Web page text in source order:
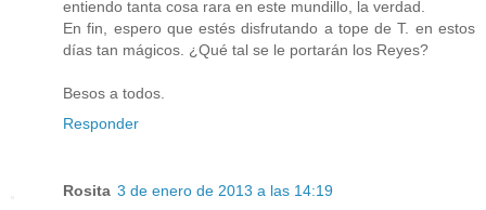
entiendo tanta cosa rara en este mundillo, la verdad.
En fin, espero que estés disfrutando a tope de T. en estos
días tan mágicos. ¿Qué tal se le portarán los Reyes?
Besos a todos.
Responder
Rosita 3 de enero de 2013 a las 14:19